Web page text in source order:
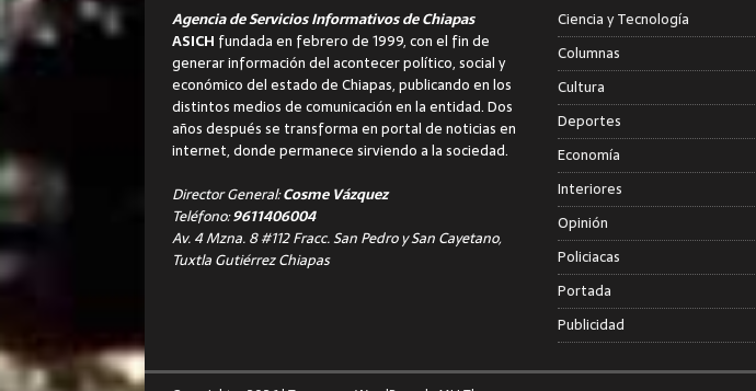
Agencia de Servicios Informativos de Chiapas
ASICH fundada en febrero de 1999, con el fin de
generar información del acontecer político, social y
económico del estado de Chiapas, publicando en los
distintos medios de comunicación en la entidad. Dos
años después se transforma en portal de noticias en
internet, donde permanece sirviendo a la sociedad.
Director General:Cosme Vázquez
Teléfono:9611406004
Av. 4 Mzna. 8 #112 Fracc. San Pedro y San Cayetano,
Tuxtla Gutiérrez Chiapas
Ciencia y Tecnología
Columnas
Cultura
Deportes
Economía
Interiores
Opinión
Policiacas
Portada
Publicidad